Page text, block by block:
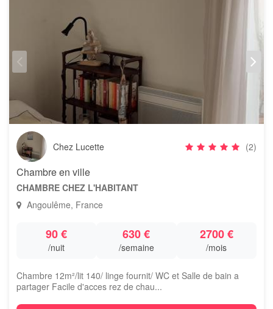
Chez Lucette (2)
Chambre en ville
CHAMBRE CHEZ L'HABITANT
Angoulême, France
90 €
/nuit
630 €
/semaine
2700 €
/mois
Chambre 12m²/lit 140/ linge fournit/ WC et Salle de bain a
partager Facile d'acces rez de chau...